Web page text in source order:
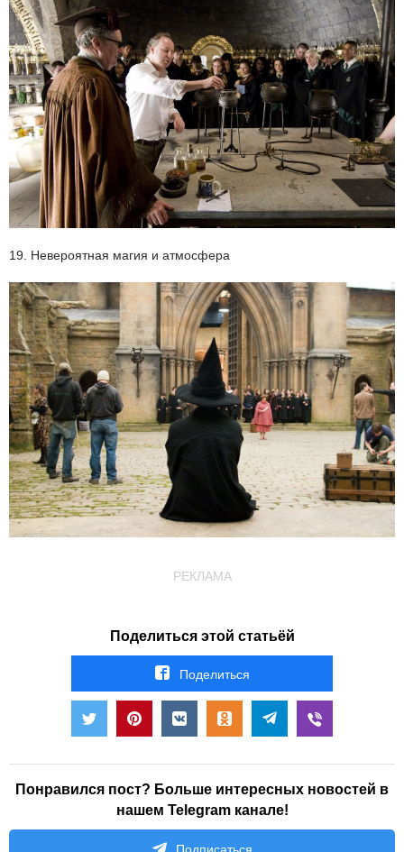
19. Невероятная магия и атмосфера
РЕКЛАМА
Поделиться этой статьёй
Поделиться
Понравился пост? Больше интересных новостей в
нашем Telegram канале!
Подписаться